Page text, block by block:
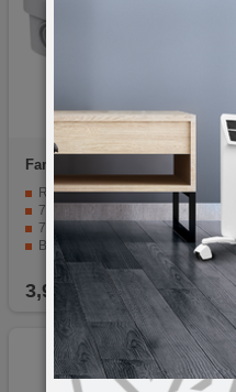
Famatel
Razvodna kutija, nadžbuk, IP55
75x75x40 mm, vodonepropusna
7 ulaza Ø 8-14 mm, do 2.5mm
Bez halogena, instalacija vezicama i šarafljenjem
Odvojeni utor
3,90 KM